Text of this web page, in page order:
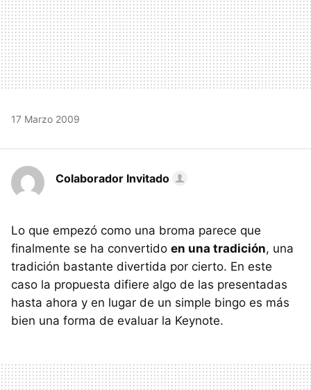
17 Marzo 2009
Colaborador Invitado
Lo que empezó como una broma parece que
finalmente se ha convertido en una tradición, una
tradición bastante divertida por cierto. En este
caso la propuesta difiere algo de las presentadas
hasta ahora y en lugar de un simple bingo es más
bien una forma de evaluar la Keynote.